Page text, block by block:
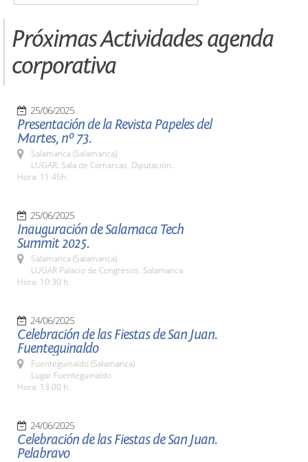
Próximas Actividades agenda
corporativa
25/06/2025
Presentación de la Revista Papeles del
Martes, nº 73.
Salamanca (Salamanca)
LUGAR: Sala de Comarcas. Diputación.
Hora: 11:45h.
25/06/2025
Inauguración de Salamaca Tech
Summit 2025.
Salamanca (Salamanca)
LUGAR Palacio de Congresos. Salamanca
Hora: 10:30 h.
24/06/2025
Celebración de las Fiestas de San Juan.
Fuenteguinaldo
Fuenteguinaldo (Salamanca)
Lugar:Fuenteguinaldo
Hora: 13:00 h.
24/06/2025
Celebración de las Fiestas de San Juan.
Pelabravo